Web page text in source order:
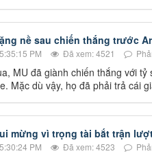
nề sau chiến thắng trước
PM Đã xem: 4521
MU đã giành chiến thắng với
Mặc dù vậy, họ đã phải trả cái
mừng vì trọng tài bắt trận
PM Đã xem: 4523